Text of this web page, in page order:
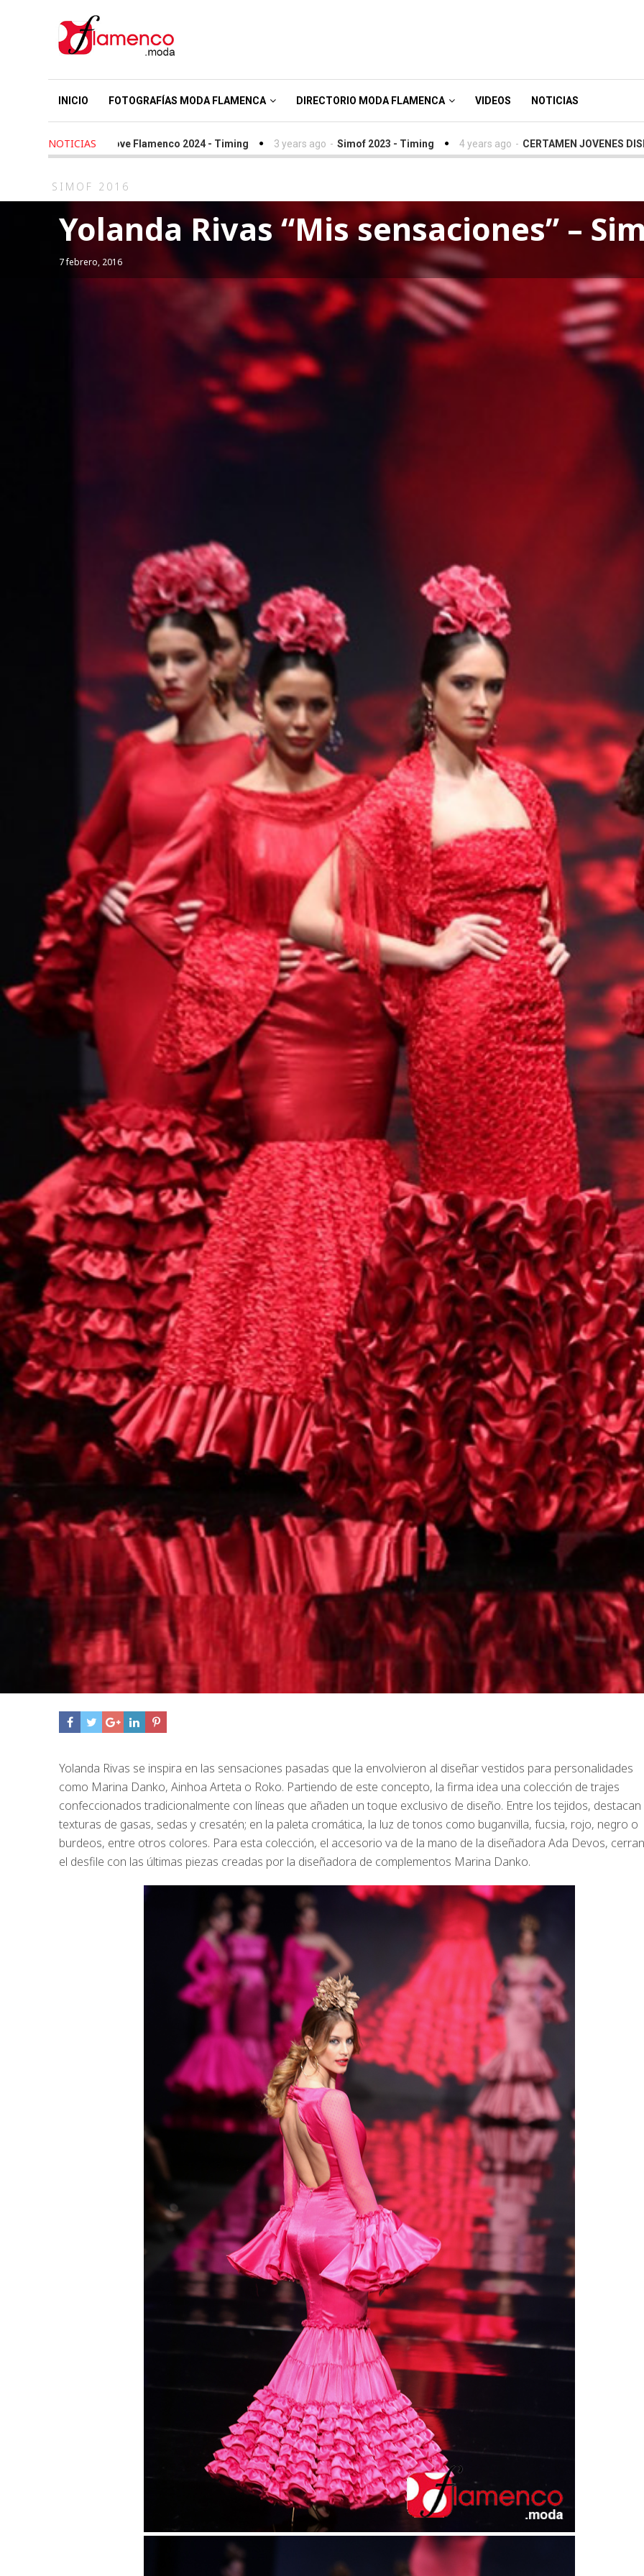
INICIO FOTOGRAFÍAS MODA FLAMENCA DIRECTORIO MODA FLAMENCA VIDEOS NOTICIAS
NOTICIAS
We Love Flamenco 2024 - Timing 3 years ago Simof 2023 - Timing 4 years ago CERTAMEN JOVENES DISEÑADORES
SIMOF 2016
Yolanda Rivas “Mis sensaciones” –
7 febrero, 2016
Yolanda Rivas se inspira en las sensaciones pasadas que la envolvieron al diseñar vestidos para personalidades
como Marina Danko, Ainhoa Arteta o Roko. Partiendo de este concepto, la firma idea una colección de trajes
confeccionados tradicionalmente con líneas que añaden un toque exclusivo de diseño. Entre los tejidos, destacan
texturas de gasas, sedas y cresatén; en la paleta cromática, la luz de tonos como buganvilla, fucsia, rojo, negro o
burdeos, entre otros colores. Para esta colección, el accesorio va de la mano de la diseñadora Ada Devos,
el desfile con las últimas piezas creadas por la diseñadora de complementos Marina Danko.